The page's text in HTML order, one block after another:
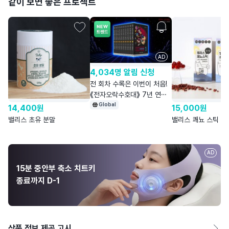
14,400원
밸리스 초유 분말
AD
4,034명 알림 신청
전 회차 수록은 이번이 처음!
《전자오락수호대》 7년 연재
최초 완전판
Global 15,000원
밸리스 쾌뇨 스틱
15분 중안부 축소 치트키
종료까지 D-1
AD